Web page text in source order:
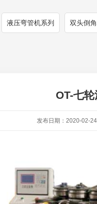
液压弯管机系列 双头倒
OT-七
发布日期：2020-02-24